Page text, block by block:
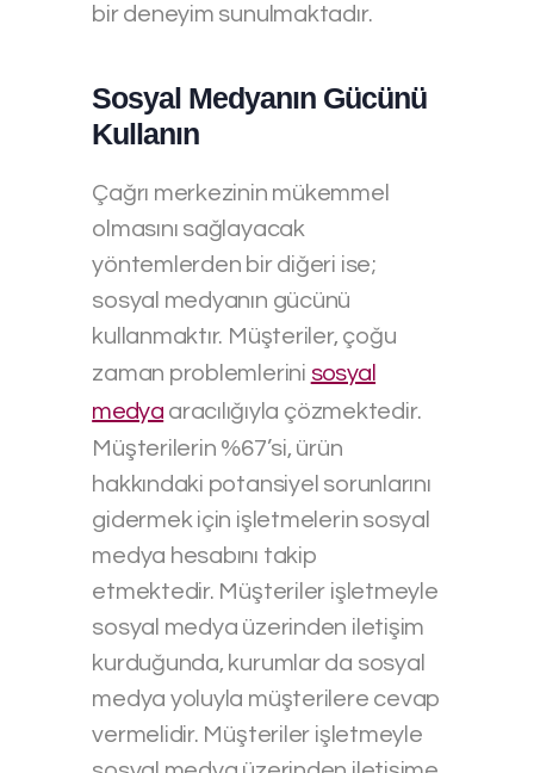
bir deneyim sunulmaktadır.
Sosyal Medyanın Gücünü
Kullanın
Çağrı merkezinin mükemmel
olmasını sağlayacak
yöntemlerden bir diğeri ise;
sosyal medyanın gücünü
kullanmaktır. Müşteriler, çoğu
zaman problemlerini sosyal
medya aracılığıyla çözmektedir.
Müşterilerin %67’si, ürün
hakkındaki potansiyel sorunlarını
gidermek için işletmelerin sosyal
medya hesabını takip
etmektedir. Müşteriler işletmeyle
sosyal medya üzerinden iletişim
kurduğunda, kurumlar da sosyal
medya yoluyla müşterilere cevap
vermelidir. Müşteriler işletmeyle